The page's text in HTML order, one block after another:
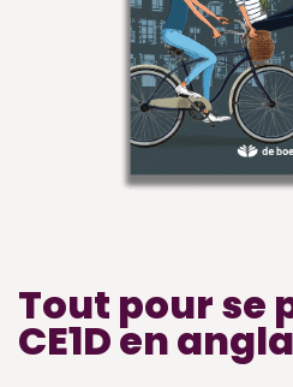
Tout pour se
CE1D en